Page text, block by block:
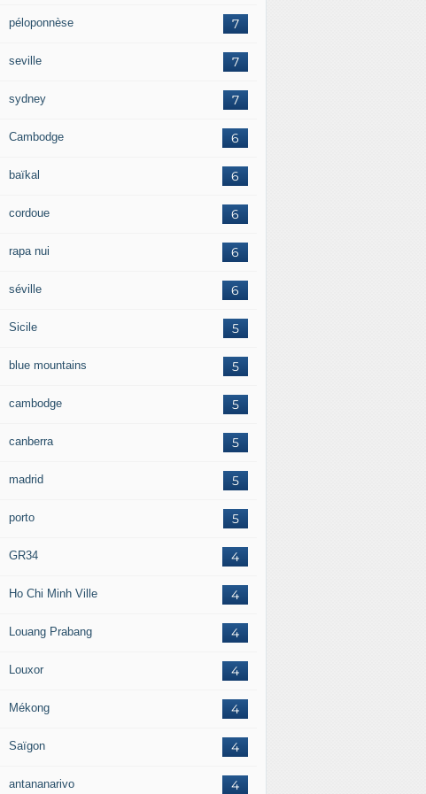
7
péloponnèse
7
seville
7
sydney
6
Cambodge
6
baïkal
6
cordoue
6
rapa nui
6
séville
5
Sicile
5
blue mountains
5
cambodge
5
canberra
5
madrid
5
porto
4
GR34
4
Ho Chi Minh Ville
4
Louang Prabang
4
Louxor
4
Mékong
4
Saïgon
4
antananarivo